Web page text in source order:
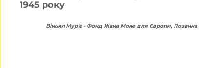
1945 року
Віньял Мур'є - Фонд Жана Моне для Європи, Лозанна